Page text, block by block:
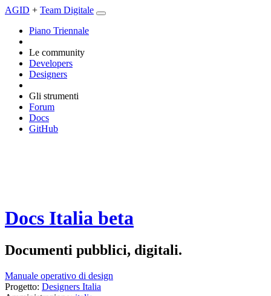
AGID + Team Digitale
Piano Triennale
Le community
Developers
Designers
Gli strumenti
Forum
Docs
GitHub
Docs Italia beta
Documenti pubblici, digitali.
Manuale operativo di design
Progetto: Designers Italia